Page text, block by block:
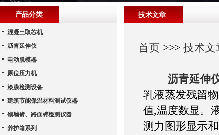
技术文章
首页 >>> 技术文
沥青延伸
乳液蒸发残留
值,温度数显。
测力图形显示
产品分类
混凝土取芯机
沥青延伸仪
电动脱模器
原位压力机
漆膜检测设备
建筑节能保温材料测试仪器
砌墙砖、路面砖检测仪器
养护箱系列